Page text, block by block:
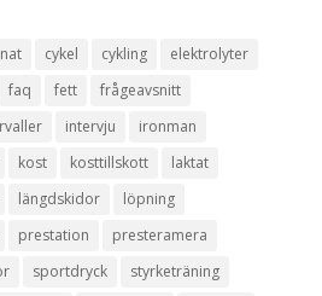
cykel cykling
elektrolyter
faq fett
frågeavsnitt
intervju
ironman
kost kosttillskott
laktat
längdskidor
löpning
prestation
presteramera
sportdryck
styrketräning